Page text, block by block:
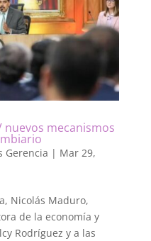
nuevos mecanismos
Gerencia | Mar 29,
Nicolás Maduro,
de la economía y
Rodríguez y a las